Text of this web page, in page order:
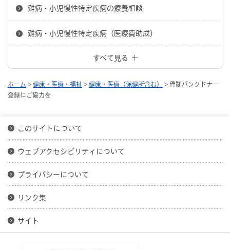
難病・小児慢性特定疾病の療養相談
難病・小児慢性特定疾病（医療費助成）
すべて見る
ホーム > 健康・医療・福祉 > 健康・医療（保健所含む）
> 骨髄バンクドナー
登録にご協力を
このサイトについて
ウェブアクセシビリティについて
プライバシーについて
リンク集
サイト